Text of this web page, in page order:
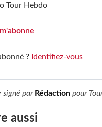
? Identifiez-vous
signé par Rédaction pour
aussi